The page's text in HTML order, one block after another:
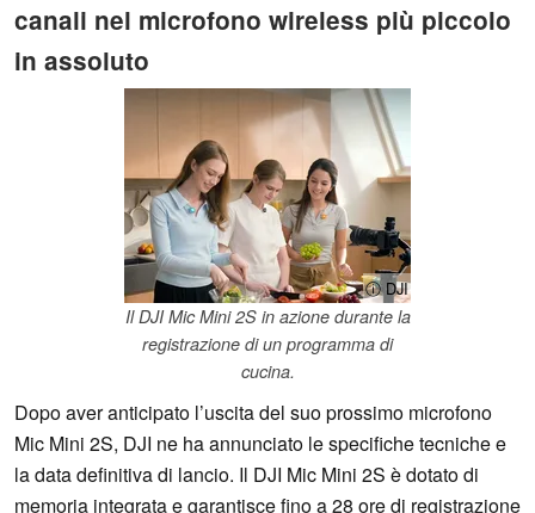
canali nel microfono wireless più piccolo
in assoluto
ⓘ DJI
Il DJI Mic Mini 2S in azione durante la
registrazione di un programma di
cucina.
Dopo aver anticipato l’uscita del suo prossimo microfono
Mic Mini 2S, DJI ne ha annunciato le specifiche tecniche e
la data definitiva di lancio. Il DJI Mic Mini 2S è dotato di
memoria integrata e garantisce fino a 28 ore di registrazione